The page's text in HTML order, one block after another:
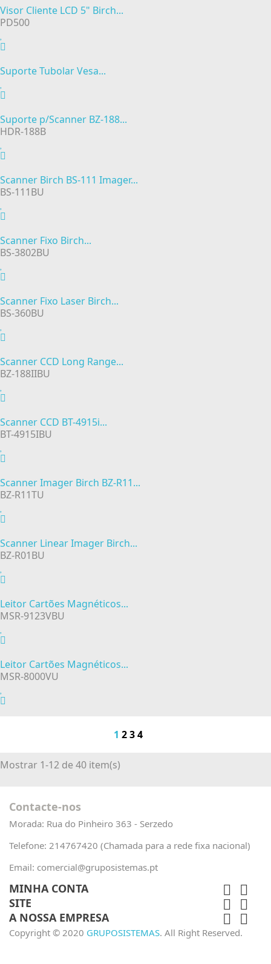
Visor Cliente LCD 5" Birch...
PD500
Suporte Tubolar Vesa...
Suporte p/Scanner BZ-188...
HDR-188B
Scanner Birch BS-111 Imager...
BS-111BU
Scanner Fixo Birch...
BS-3802BU
Scanner Fixo Laser Birch...
BS-360BU
Scanner CCD Long Range...
BZ-188IIBU
Scanner CCD BT-4915i...
BT-4915IBU
Scanner Imager Birch BZ-R11...
BZ-R11TU
Scanner Linear Imager Birch...
BZ-R01BU
Leitor Cartões Magnéticos...
MSR-9123VBU
Leitor Cartões Magnéticos...
MSR-8000VU
1 234
Mostrar 1-12 de 40 item(s)
Contacte-nos
Morada: Rua do Pinheiro 363 - Serzedo
Telefone: 214767420 (Chamada para a rede fixa nacional)
Email: comercial@gruposistemas.pt
MINHA CONTA  
SITE  
A NOSSA EMPRESA  
Copyright © 2020 GRUPOSISTEMAS. All Right Reserved.